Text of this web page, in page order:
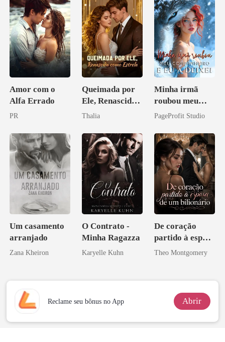
Amor com o
Alfa Errado
PR
Queimada por
Ele, Renascida
como Estrela
Thalia
Minha irmã
roubou meu
companheiro e
PageProfit Studio
Um casamento
arranjado
Zana Kheiron
O Contrato -
Minha Ragazza
Karyelle Kuhn
De coração
partido à esposa
de um bilionário
Theo Montgomery
Reclame seu bônus no App Abrir